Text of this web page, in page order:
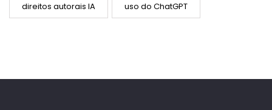
direitos autorais IA uso do ChatGPT